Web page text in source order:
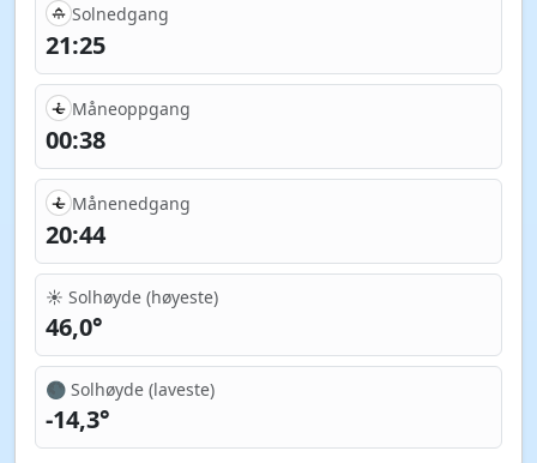
Solnedgang
21:25
Måneoppgang
00:38
Månenedgang
20:44
☀️ Solhøyde (høyeste)
46,0°
🌑 Solhøyde (laveste)
-14,3°